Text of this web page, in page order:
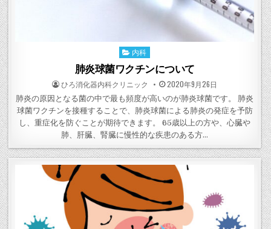
Posted
in
内科
肺炎球菌ワクチンについて
POSTED
BY
ひろ消化器内科クリニック POSTED
ON
2020年9月26日
肺炎の原因となる菌の中で最も頻度が高いのが肺炎球菌です。 肺炎
球菌ワクチンを接種することで、肺炎球菌による肺炎の発症を予防
し、重症化を防ぐことが期待できます。 65歳以上の方や、心臓や
肺、肝臓、腎臓に慢性的な疾患のある方…